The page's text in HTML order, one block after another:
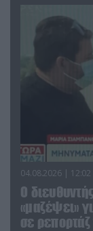
04.08.2026 | 12:02
O
«μαζέψει»
σε ρεπορτάζ